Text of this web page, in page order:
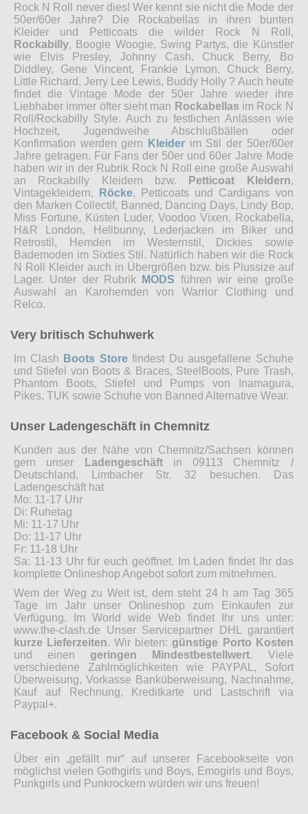
Rock N Roll never dies! Wer kennt sie nicht die Mode der
50er/60er Jahre? Die Rockabellas in ihren bunten
Kleider und Petticoats die wilder Rock N Roll,
Rockabilly, Boogie Woogie, Swing Partys, die Künstler
wie Elvis Presley, Johnny Cash, Chuck Berry, Bo
Diddley, Gene Vincent, Frankie Lymon, Chuck Berry,
Little Richard, Jerry Lee Lewis, Buddy Holly ? Auch heute
findet die Vintage Mode der 50er Jahre wieder ihre
Liebhaber immer öfter sieht man Rockabellas im Rock N
Roll/Rockabilly Style. Auch zu festlichen Anlässen wie
Hochzeit, Jugendweihe Abschlußbällen oder
Konfirmation werden gern
Kleiderim Stil der 50er/60er
Jahre getragen. Für Fans der 50er und 60er Jahre Mode
haben wir in der Rubrik Rock N Roll eine große Auswahl
an Rockabilly Kleidern bzw.
Petticoat Kleidern,
Vintagekleidern,
Röcke, Petticoats und Cardigans von
den Marken Collectif, Banned, Dancing Days, Lindy Bop,
Miss Fortune, Küsten Luder, Voodoo Vixen, Rockabella,
H&R London, Hellbunny, Lederjacken im Biker und
Retrostil, Hemden im Westernstil, Dickies sowie
Bademoden im Sixties Stil. Natürlich haben wir die Rock
N Roll Kleider auch in Übergrößen bzw. bis Plussize auf
Lager. Unter der Rubrik
MODS führen wir eine große
Auswahl an Karohemden von Warrior Clothing und
Relco.
Very britisch Schuhwerk
Im Clash Boots Storefindest Du ausgefallene Schuhe
und Stiefel von Boots & Braces, SteelBoots, Pure Trash,
Phantom Boots, Stiefel und Pumps von Inamagura,
Pikes, TUK sowie Schuhe von Banned Alternative Wear.
Unser Ladengeschäft in Chemnitz
Kunden aus der Nähe von Chemnitz/Sachsen können
gern unser
Ladengeschäftin 09113 Chemnitz /
Deutschland, Limbacher Str. 32 besuchen. Das
Ladengeschäft hat
Mo: 11-17 Uhr
Di: Ruhetag
Mi: 11-17 Uhr
Do: 11-17 Uhr
Fr: 11-18 Uhr
Sa: 11-13 Uhr für euch geöffnet. Im Laden findet Ihr das
komplette Onlineshop Angebot sofort zum mitnehmen.
Wem der Weg zu Weit ist, dem steht 24 h am Tag 365
Tage im Jahr unser Onlineshop zum Einkaufen zur
Verfügung. Im World wide Web findet Ihr uns unter:
www.the-clash.de Unser Servicepartner DHL garantiert
kurze Lieferzeiten. Wir bieten:günstige Porto Kosten
und einengeringen Mindestbestellwert. Viele
verschiedene Zahlmöglichkeiten wie PAYPAL, Sofort
Überweisung, Vorkasse Banküberweisung, Nachnahme,
Kauf auf Rechnung, Kreditkarte und Lastschrift via
Paypal+.
Facebook & Social Media
Über ein „gefällt mir“ auf unserer Facebookseite von
möglichst vielen Gothgirls und Boys, Emogirls und Boys,
Punkgirls und Punkrockern würden wir uns freuen!